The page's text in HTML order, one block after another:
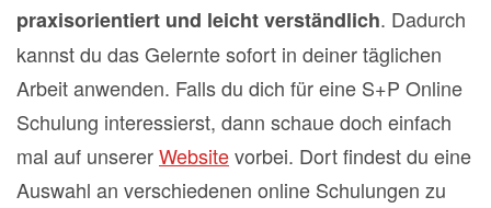
praxisorientiert und leicht verständlich. Dadurch
kannst du das Gelernte sofort in deiner täglichen
Arbeit anwenden. Falls du dich für eine S+P Online
Schulung interessierst, dann schaue doch einfach
mal auf unsererWebsitevorbei. Dort findest du eine
Auswahl an verschiedenen online Schulungen zu